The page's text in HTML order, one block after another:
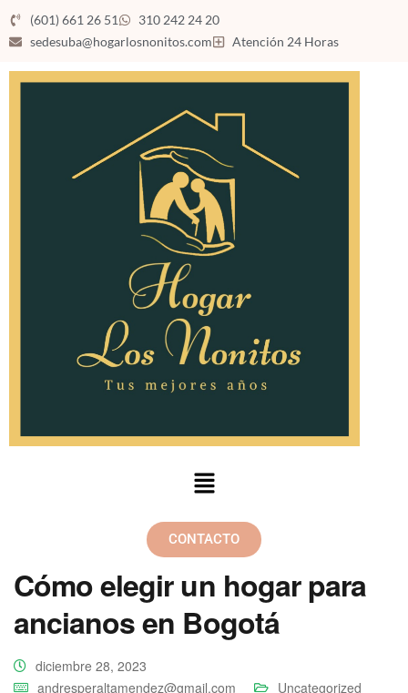
(601) 661 26 51
310 242 24 20
sedesuba@hogarlosnonitos.com
Atención 24 Horas
CONTACTO
Cómo elegir un hogar para
ancianos en Bogotá
diciembre 28, 2023
andresperaltamendez@gmail.com
Uncategorized